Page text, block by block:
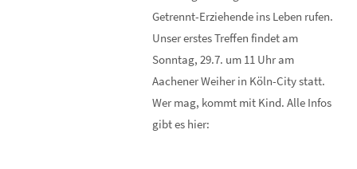
Getrennt-Erziehende ins Leben rufen.
Unser erstes Treffen findet am
Sonntag, 29.7. um 11 Uhr am
Aachener Weiher in Köln-City statt.
Wer mag, kommt mit Kind. Alle Infos
gibt es hier: